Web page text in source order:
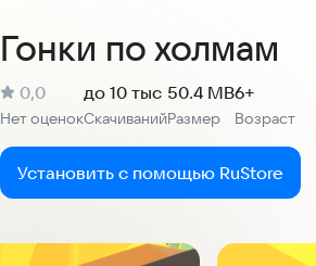
Гонки по холмам
Рейтинг:
0,0
Нет оценокСкачиваний
до 10 тыс
Размер
50.4 MB
Возраст
6+
Установить с помощью RuStore